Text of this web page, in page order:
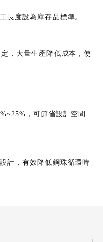
長度設為庫存品標準。
，大量生產降低成本，使
，可節省設計空間
計，有效降低鋼珠循環時